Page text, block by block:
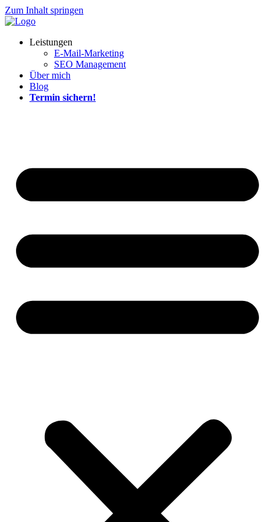
Zum Inhalt springen
Leistungen
E-Mail-Marketing
SEO Management
Über mich
Blog
Termin sichern!